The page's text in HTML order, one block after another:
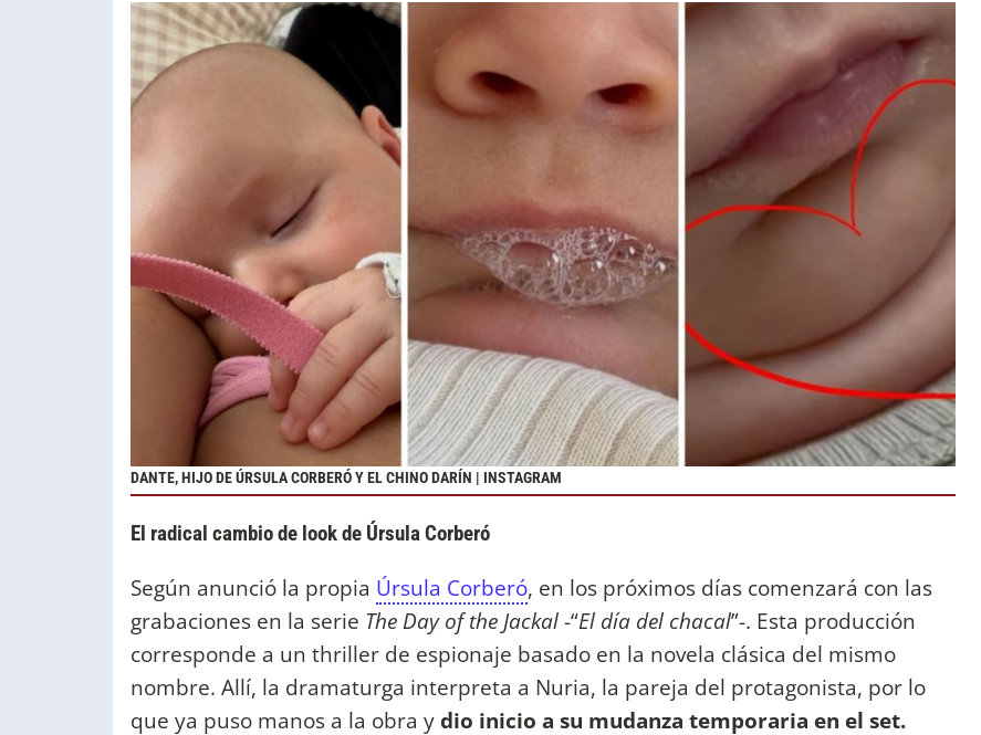
DANTE, HIJO DE ÚRSULA CORBERÓ Y EL CHINO DARÍN | INSTAGRAM
El radical cambio de look de Úrsula Corberó
Según anunció la propia Úrsula Corberó, en los próximos días comenzará con las
grabaciones en la serie The Day of the Jackal-“El día del chacal”-. Esta producción
corresponde a un thriller de espionaje basado en la novela clásica del mismo
nombre. Allí, la dramaturga interpreta a Nuria, la pareja del protagonista, por lo
que ya puso manos a la obra ydio inicio a su mudanza temporaria en el set.